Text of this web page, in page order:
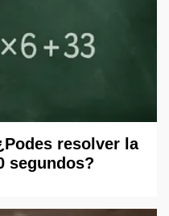
resolver la
segundos?